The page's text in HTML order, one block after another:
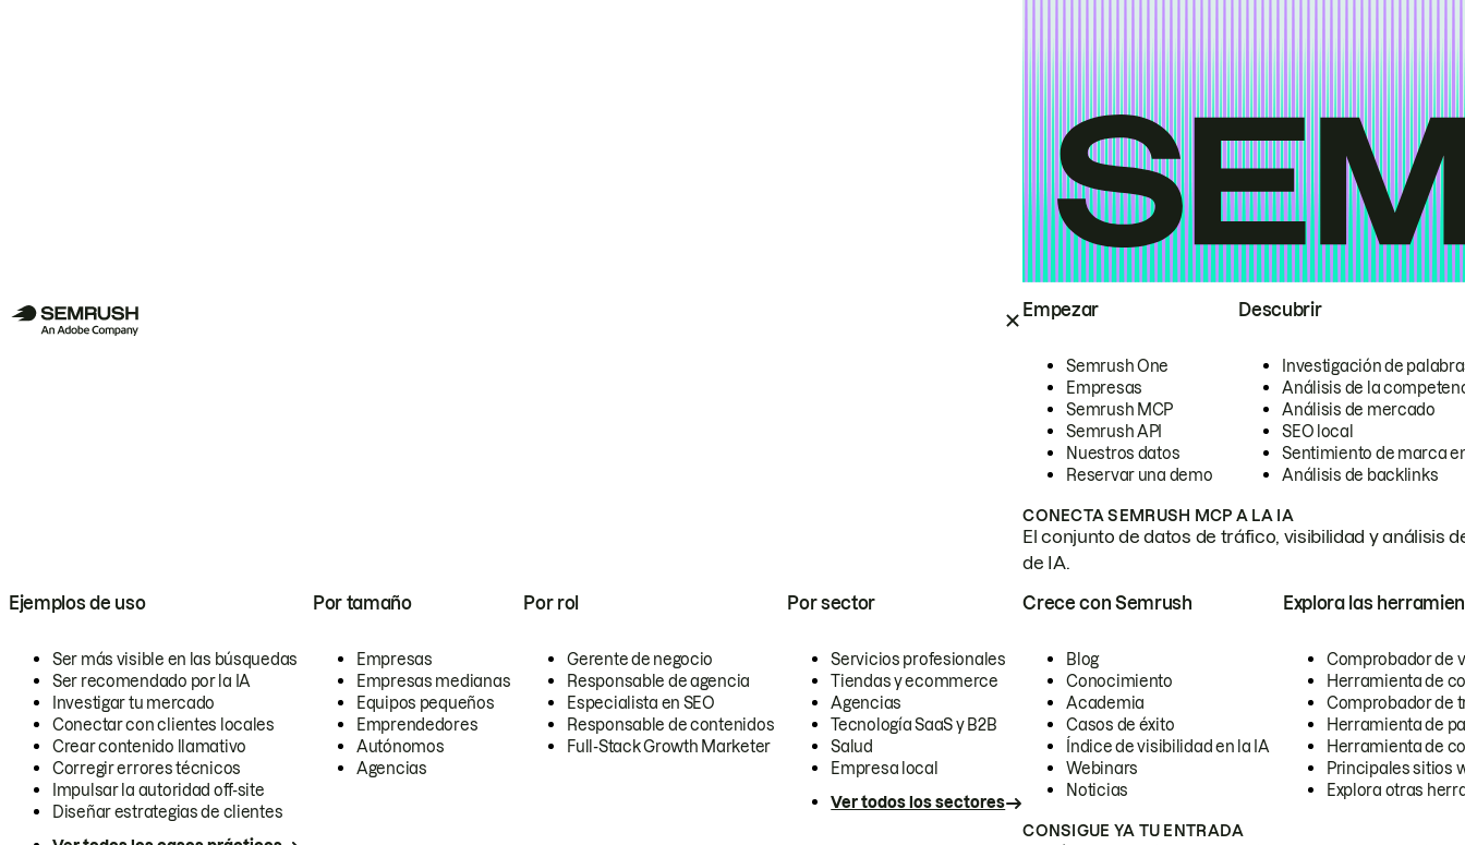
Empezar
Semrush One
Empresas
Semrush MCP
Semrush API
Nuestros datos
Reservar una demo
Descubrir
Investigación de
Análisis de la
Análisis de mercado
SEO local
Sentimiento de marca
Análisis de backlinks
CONECTA SEMRUSH MCP A LA IA
El conjunto de datos de tráfico, visibilidad y análisis
de IA.
Ejemplos de uso
Ser más visible en las búsquedas
Ser recomendado por la IA
Investigar tu mercado
Conectar con clientes locales
Crear contenido llamativo
Corregir errores técnicos
Impulsar la autoridad off-site
Diseñar estrategias de clientes
Por tamaño
Empresas
Empresas medianas
Equipos pequeños
Emprendedores
Autónomos
Agencias
Por rol
Gerente de negocio
Responsable de agencia
Especialista en SEO
Responsable de contenidos
Full-Stack Growth Marketer
Por sector
Servicios profesionales
Tiendas y ecommerce
Agencias
Tecnología SaaS y B2B
Salud
Empresa local
Ver todos los sectores
Crece con Semrush
Blog
Conocimiento
Academia
Casos de éxito
Índice de visibilidad en la IA
Webinars
Noticias
Explora las
Comprobador de
Herramienta de
Comprobador de
Herramienta de
Herramienta de
Principales sitios
Explora otras
CONSIGUE YA TU ENTRADA